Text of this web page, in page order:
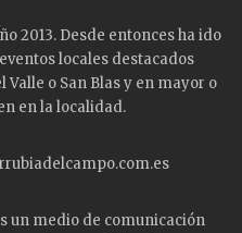
2013. Desde entonces ha ido
locales destacados
Valle o San Blas y en mayor o
en la localidad.
un medio de comunicación